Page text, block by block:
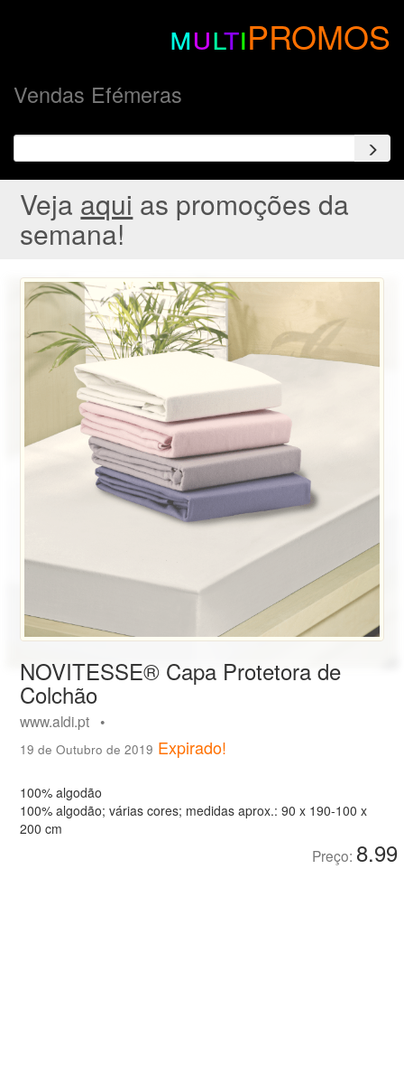
multiPROMOS
Vendas Efémeras
Veja aqui as promoções da
semana!
NOVITESSE® Capa Protetora de
Colchão
www.aldi.pt •
19 de Outubro de 2019 Expirado!
100% algodão
100% algodão; várias cores; medidas aprox.: 90 x 190-100 x
200 cm
Preço: 8.99